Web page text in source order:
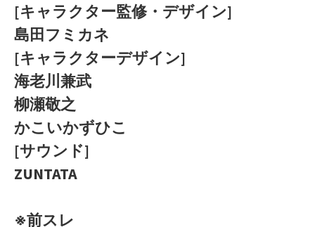
[キャラクター監修・デザイン]
島田フミカネ
[キャラクターデザイン]
海老川兼武
柳瀬敬之
かこいかずひこ
[サウンド]
ZUNTATA
※前スレ